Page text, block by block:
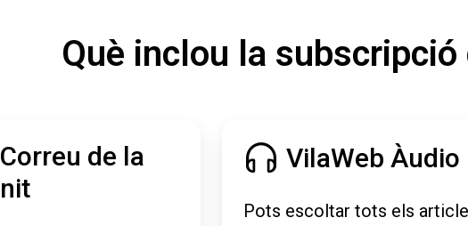
Què inclou la
Correu de la
nit
VilaWeb Àudio
Pots escoltar tots els